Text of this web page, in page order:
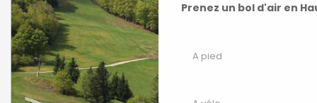
Prenez un bol d'air en
A pied